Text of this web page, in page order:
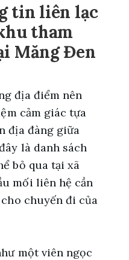
tin liên lạc
tham
Măng Đen
địa điểm nên
cảm giác tựa
địa đàng giữa
là danh sách
bỏ qua tại xã
mối liên hệ cần
chuyến đi của
một viên ngọc